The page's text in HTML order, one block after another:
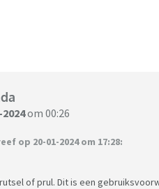
om 00:26
op 20-01-2024 om 17:28:
of prul. Dit is een